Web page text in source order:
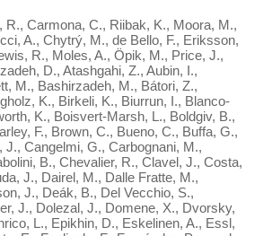
R., Carmona, C., Riibak, K., Moora, M.,
A., Chytrý, M., de Bello, F., Eriksson,
R., Moles, A., Öpik, M., Price, J.,
D., Atashgahi, Z., Aubin, I.,
M., Bashirzadeh, M., Bátori, Z.,
K., Birkeli, K., Biurrun, I., Blanco-
K., Boisvert-Marsh, L., Boldgiv, B.,
F., Brown, C., Bueno, C., Buffa, G.,
J., Cangelmi, G., Carbognani, M.,
B., Chevalier, R., Clavel, J., Costa,
J., Dairel, M., Dalle Fratte, M.,
J., Deák, B., Del Vecchio, S.,
J., Dolezal, J., Domene, X., Dvorsky,
L., Epikhin, D., Eskelinen, A., Essl,